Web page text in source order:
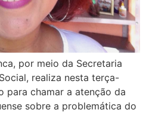
por meio da Secretaria
realiza nesta terça-
para chamar a atenção da
sobre a problemática do